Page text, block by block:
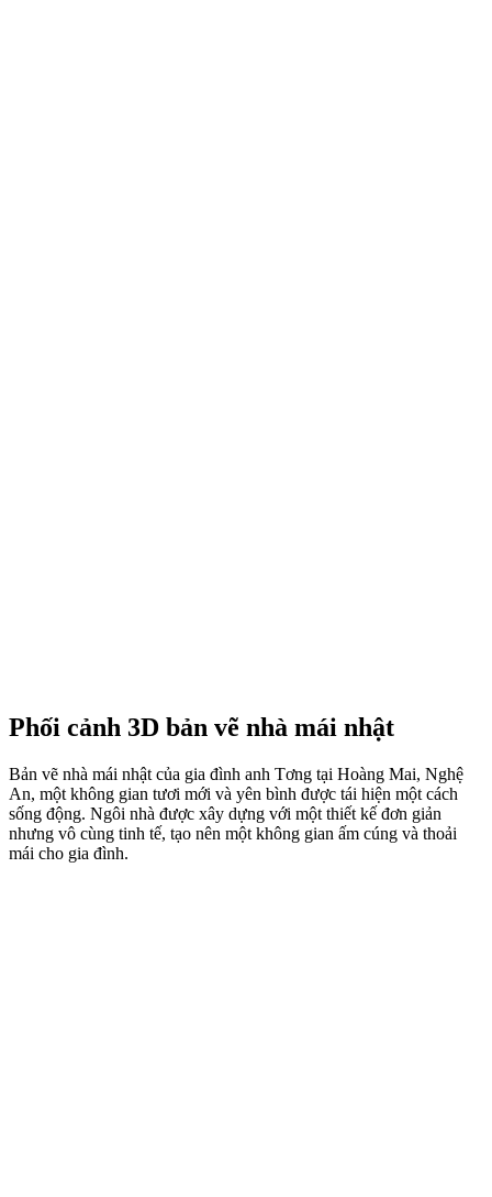
Phối cảnh 3D bản vẽ nhà mái nhật
Bản vẽ nhà mái nhật của gia đình anh Tơng tại Hoàng Mai, Nghệ
An, một không gian tươi mới và yên bình được tái hiện một cách
sống động. Ngôi nhà được xây dựng với một thiết kế đơn giản
nhưng vô cùng tinh tế, tạo nên một không gian ấm cúng và thoải
mái cho gia đình.